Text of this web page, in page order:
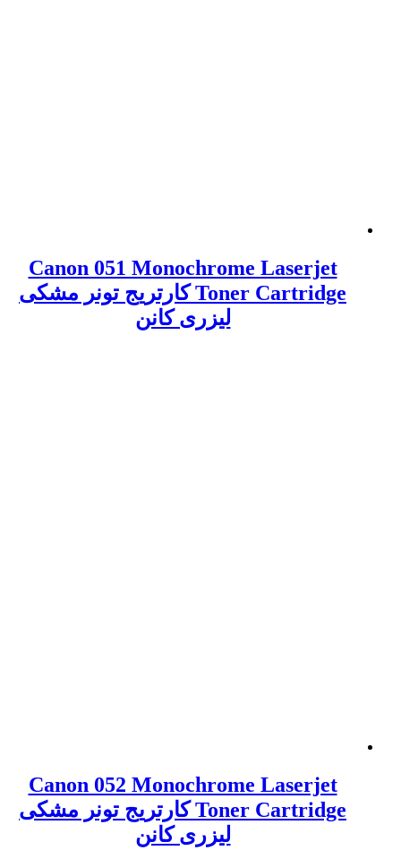
Canon 051 Monochrome Laserjet
Toner Cartridge کارتریج تونر مشکی
لیزری کانن
Canon 052 Monochrome Laserjet
Toner Cartridge کارتریج تونر مشکی
لیزری کانن